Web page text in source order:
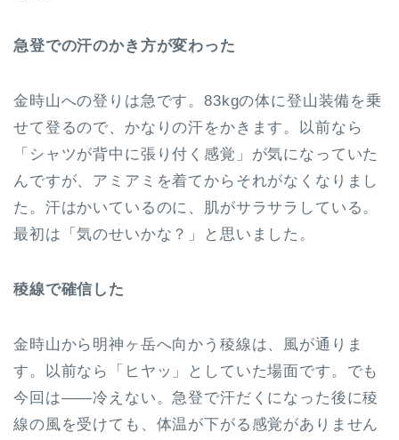
急登での汗のかき方が変わった
金時山への登りは急です。83kgの体に登山装備を乗
せて登るので、かなりの汗をかきます。以前なら
「シャツが背中に張り付く感覚」が気になっていた
んですが、アミアミを着てからそれがなくなりまし
た。汗はかいているのに、肌がサラサラしている。
最初は「気のせいかな？」と思いました。
稜線で確信した
金時山から明神ヶ岳へ向かう稜線は、風が通りま
す。以前なら「ヒヤッ」としていた場面です。でも
今回は——冷えない。急登で汗だくになった後に稜
線の風を受けても、体温が下がる感覚がありません